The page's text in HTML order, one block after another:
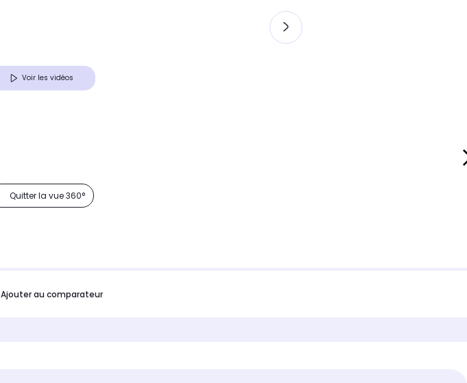
Voir les vidéos
Quitter la vue 360°
Ajouter au comparateur